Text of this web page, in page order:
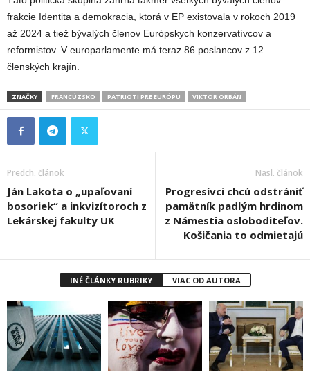
frakcie Identita a demokracia, ktorá v EP existovala v rokoch 2019
až 2024 a tiež bývalých členov Európskych konzervatívcov a
reformistov. V europarlamente má teraz 86 poslancov z 12
členských krajín.
ZNAČKY FRANCÚZSKO PATRIOTI PRE EURÓPU VIKTOR ORBÁN
Predch. článok
Ján Lakota o „upaľovaní
bosoriek“ a inkvizítoroch z
Lekárskej fakulty UK
Nasl. článok
Progresívci chcú odstrániť
pamätník padlým hrdinom
z Námestia osloboditeľov.
Košičania to odmietajú
INÉ ČLÁNKY RUBRIKY VIAC OD AUTORA